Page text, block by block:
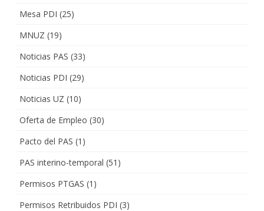
Mesa PDI (25)
MNUZ (19)
Noticias PAS (33)
Noticias PDI (29)
Noticias UZ (10)
Oferta de Empleo (30)
Pacto del PAS (1)
PAS interino-temporal (51)
Permisos PTGAS (1)
Permisos Retribuidos PDI (3)